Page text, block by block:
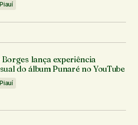
Borges lança experiência
do álbum Punaré no YouTube